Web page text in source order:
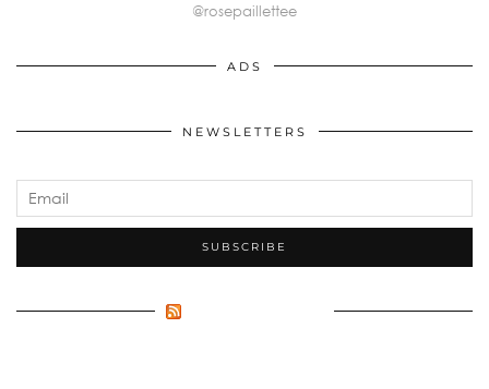
@rosepaillettee
ADS
NEWSLETTERS